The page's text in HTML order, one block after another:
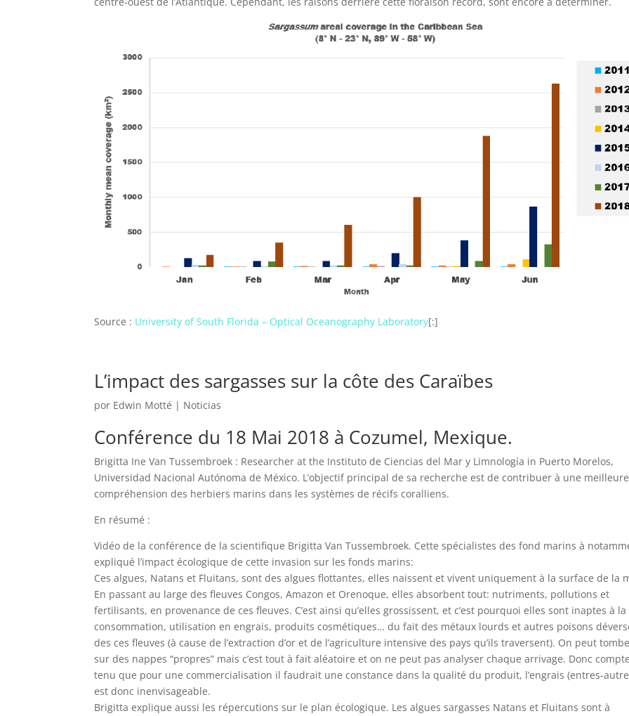
Source : University of South Florida – Optical Oceanography Laboratory[:]
L’impact des sargasses sur la côte des Caraïbes
por Edwin Motté | Noticias
Conférence du 18 Mai 2018 à Cozumel, Mexique.
Brigitta Ine Van Tussembroek : Researcher at the Instituto de Ciencias del Mar y Limnología in Puerto Morelos,
Universidad Nacional Autónoma de México. L’objectif principal de sa recherche est de contribuer à une meilleure
compréhension des herbiers marins dans les systèmes de récifs coralliens.
En résumé :
Vidéo de la conférence de la scientifique Brigitta Van Tussembroek. Cette spécialistes des fond marins à
expliqué l’impact écologique de cette invasion sur les fonds marins:
Ces algues, Natans et Fluitans, sont des algues flottantes, elles naissent et vivent uniquement à la surface de la
En passant au large des fleuves Congos, Amazon et Orenoque, elles absorbent tout: nutriments, pollutions et
fertilisants, en provenance de ces fleuves. C’est ainsi qu’elles grossissent, et c’est pourquoi elles sont inaptes à la
consommation, utilisation en engrais, produits cosmétiques… du fait des métaux lourds et autres poisons
des ces fleuves (à cause de l’extraction d’or et de l’agriculture intensive des pays qu’ils traversent). On peut
sur des nappes “propres” mais c’est tout à fait aléatoire et on ne peut pas analyser chaque arrivage. Donc compte
tenu que pour une commercialisation il faudrait une constance dans la qualité du produit, l’engrais (entres-
est donc inenvisageable.
Brigitta explique aussi les répercutions sur le plan écologique. Les algues sargasses Natans et Fluitans sont à